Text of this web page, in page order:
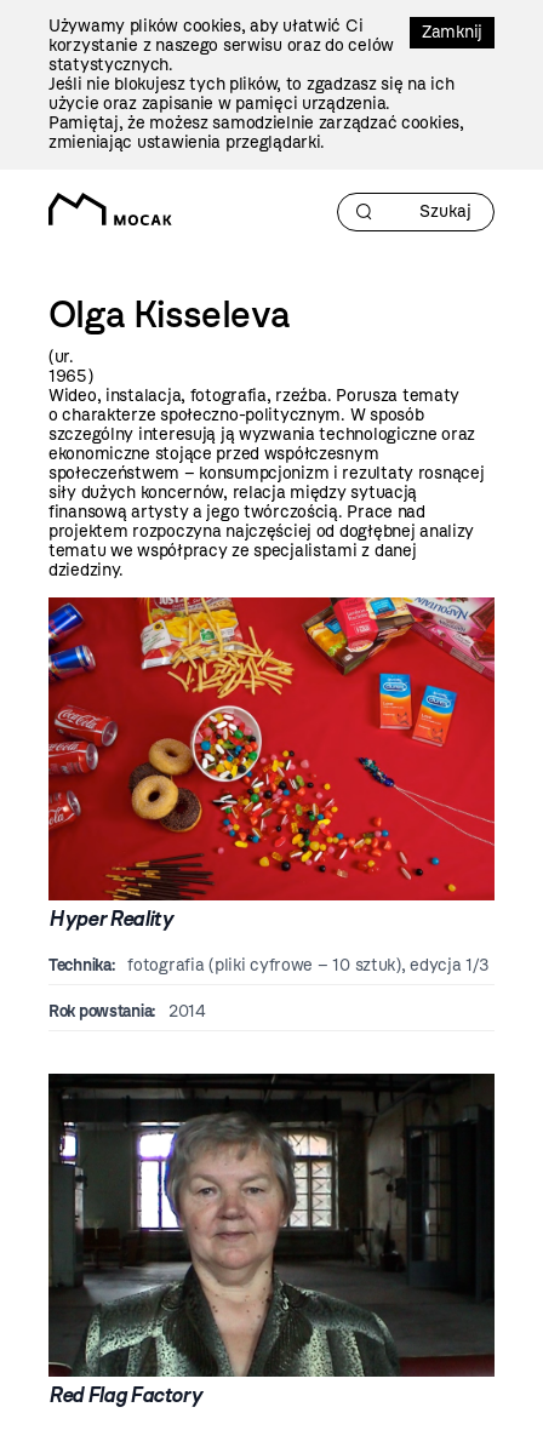
Zamknij
Używamy plików cookies, aby ułatwić Ci
korzystanie z naszego serwisu oraz do celów
statystycznych.
Jeśli nie blokujesz tych plików, to zgadzasz się na ich
użycie oraz zapisanie w pamięci urządzenia.
Pamiętaj, że możesz samodzielnie zarządzać cookies,
zmieniając ustawienia przeglądarki.
Olga Kisseleva
(ur.
Wideo, instalacja, fotografia, rzeźba. Porusza tematy
o charakterze społeczno-politycznym. W sposób
szczególny interesują ją wyzwania technologiczne oraz
ekonomiczne stojące przed współczesnym
społeczeństwem – konsumpcjonizm i rezultaty rosnącej
siły dużych koncernów, relacja między sytuacją
finansową artysty a jego twórczością. Prace nad
projektem rozpoczyna najczęściej od dogłębnej analizy
tematu we współpracy ze specjalistami z danej
dziedziny.
Hyper Reality
Technika: fotografia (pliki cyfrowe – 10 sztuk), edycja 1/3
Rok powstania: 2014
Red Flag Factory